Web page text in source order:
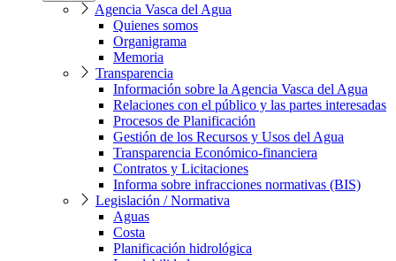
Agencia Vasca del Agua
Quienes somos
Organigrama
Memoria
Transparencia
Información sobre la Agencia Vasca del Agua
Relaciones con el público y las partes interesadas
Procesos de Planificación
Gestión de los Recursos y Usos del Agua
Transparencia Económico-financiera
Contratos y Licitaciones
Informa sobre infracciones normativas (BIS)
Legislación / Normativa
Aguas
Costa
Planificación hidrológica